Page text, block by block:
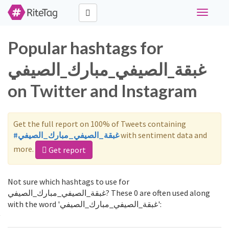
Toggle
Popular hashtags for
غبقة_الصيفي_مبارك_الصيفي
on Twitter and Instagram
Get the full report on 100% of Tweets containing
#غبقة_الصيفي_مبارك_الصيفيwith sentiment data and
more.
Get report
Not sure which hashtags to use for
غبقة_الصيفي_مبارك_الصيفي? These 0 are often used along
with the word 'غبقة_الصيفي_مبارك_الصيفي':